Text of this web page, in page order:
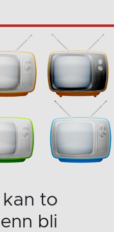
kan to
bli